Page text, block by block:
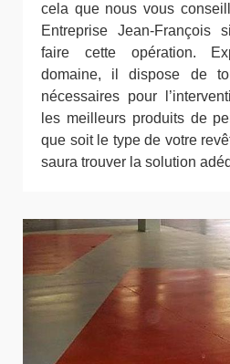
cela que nous vous
Entreprise Jean-François
faire cette opération.
domaine, il dispose de
nécessaires pour
les meilleurs produits de
que soit le type de votre
saura trouver la solution